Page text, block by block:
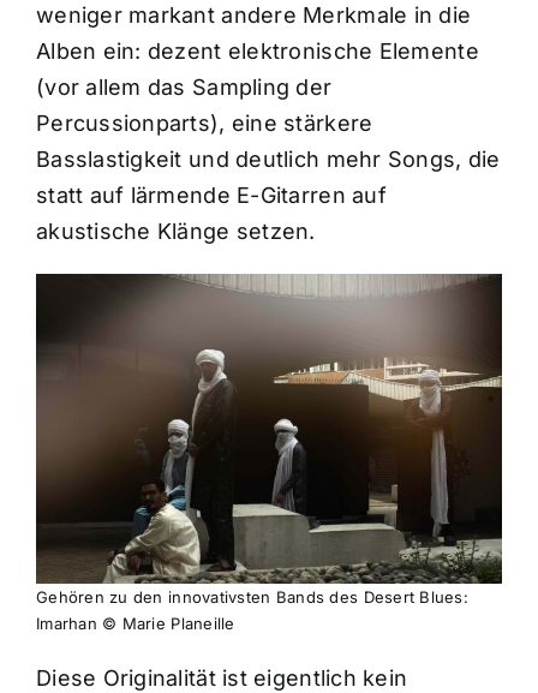
weniger markant andere Merkmale in die
Alben ein: dezent elektronische Elemente
(vor allem das Sampling der
Percussionparts), eine stärkere
Basslastigkeit und deutlich mehr Songs, die
statt auf lärmende E-Gitarren auf
akustische Klänge setzen.
Gehören zu den innovativsten Bands des Desert Blues:
Imarhan © Marie Planeille
Diese Originalität ist eigentlich kein